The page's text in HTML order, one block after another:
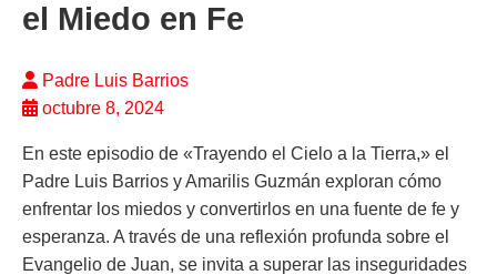
el Miedo en Fe
Padre Luis Barrios
octubre 8, 2024
En este episodio de «Trayendo el Cielo a la Tierra,» el
Padre Luis Barrios y Amarilis Guzmán exploran cómo
enfrentar los miedos y convertirlos en una fuente de fe y
esperanza. A través de una reflexión profunda sobre el
Evangelio de Juan, se invita a superar las inseguridades